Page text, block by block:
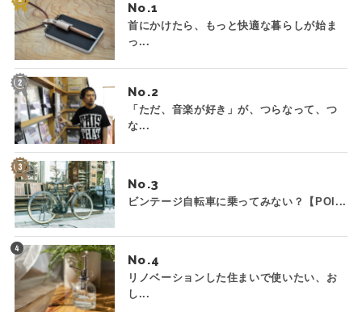
No.
首にかけたら、もっと快適な暮らしが始ま
っ...
No.
「ただ、音楽が好き」が、つらなって、つ
な...
No.
ビンテージ自転車に乗ってみない？【POI...
No.
リノベーションした住まいで使いたい、お
し...